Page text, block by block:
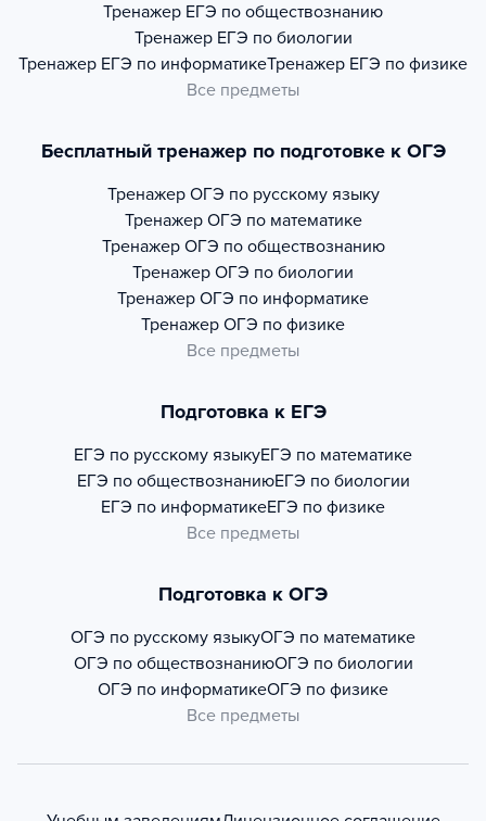
Тренажер ЕГЭ по обществознанию
Тренажер ЕГЭ по биологии
Тренажер ЕГЭ по информатикеТренажер ЕГЭ по физике
Все предметы
Бесплатный тренажер по подготовке к ОГЭ
Тренажер ОГЭ по русскому языку
Тренажер ОГЭ по математике
Тренажер ОГЭ по обществознанию
Тренажер ОГЭ по биологии
Тренажер ОГЭ по информатике
Тренажер ОГЭ по физике
Все предметы
Подготовка к ЕГЭ
ЕГЭ по русскому языкуЕГЭ по математике
ЕГЭ по обществознаниюЕГЭ по биологии
ЕГЭ по информатикеЕГЭ по физике
Все предметы
Подготовка к ОГЭ
ОГЭ по русскому языкуОГЭ по математике
ОГЭ по обществознаниюОГЭ по биологии
ОГЭ по информатикеОГЭ по физике
Все предметы